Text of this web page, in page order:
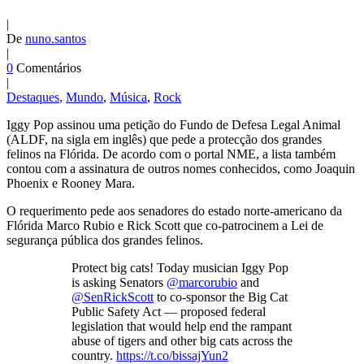
|
De nuno.santos
|
0 Comentários
|
Destaques, Mundo, Música, Rock
Iggy Pop assinou uma petição do Fundo de Defesa Legal Animal
(ALDF, na sigla em inglês) que pede a protecção dos grandes
felinos na Flórida. De acordo com o portal NME, a lista também
contou com a assinatura de outros nomes conhecidos, como Joaquin
Phoenix e Rooney Mara.
O requerimento pede aos senadores do estado norte-americano da
Flórida Marco Rubio e Rick Scott que co-patrocinem a Lei de
segurança pública dos grandes felinos.
Protect big cats! Today musician Iggy Pop
is asking Senators @marcorubio and
@SenRickScott to co-sponsor the Big Cat
Public Safety Act — proposed federal
legislation that would help end the rampant
abuse of tigers and other big cats across the
country. https://t.co/bissajYun2